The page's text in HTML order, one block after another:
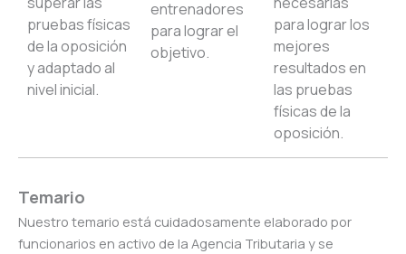
pruebas físicas
de la oposición
y adaptado al
nivel inicial.
entrenadores
para lograr el
objetivo.
para lograr los
mejores
resultados en
las pruebas
físicas de la
oposición.
Temario
Nuestro temario está cuidadosamente elaborado por
funcionarios en activo de la Agencia Tributaria y se